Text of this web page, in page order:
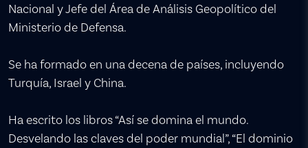
Nacional y Jefe del Área de Análisis Geopolítico del
Ministerio de Defensa.
Se ha formado en una decena de países, incluyendo
Turquía, Israel y China.
Ha escrito los libros “Así se domina el mundo.
Desvelando las claves del poder mundial”, “El dominio